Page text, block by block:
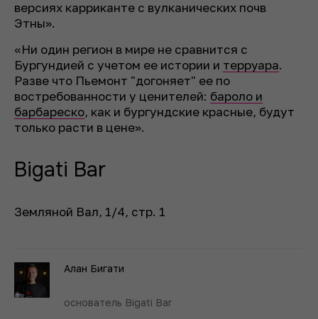
версиях карриканте с вулканических почв
Этны».
«Ни один регион в мире не сравнится с
Бургундией с учетом ее истории и терруара.
Разве что Пьемонт "догоняет" ее по
востребованности у ценителей: бароло и
барбареско, как и бургундские красные, будут
только расти в цене».
Bigati Bar
Земляной Вал, 1/4, стр. 1
Алан Бигати
основатель Bigati Bar